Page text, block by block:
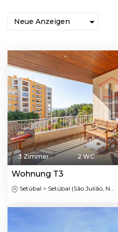
3 Zimmer 2 WC
Wohnung T3
Setúbal > Setúbal (São Julião, N...